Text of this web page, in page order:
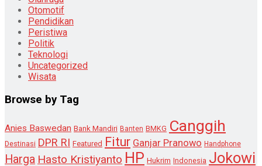
Otomotif
Pendidikan
Peristiwa
Politik
Teknologi
Uncategorized
Wisata
Browse by Tag
Anies Baswedan Bank Mandiri Banten BMKG Canggih
Destinasi DPR RI Featured Fitur Ganjar Pranowo Handphone
Harga Hasto Kristiyanto HP Hukrim Indonesia Jokowi